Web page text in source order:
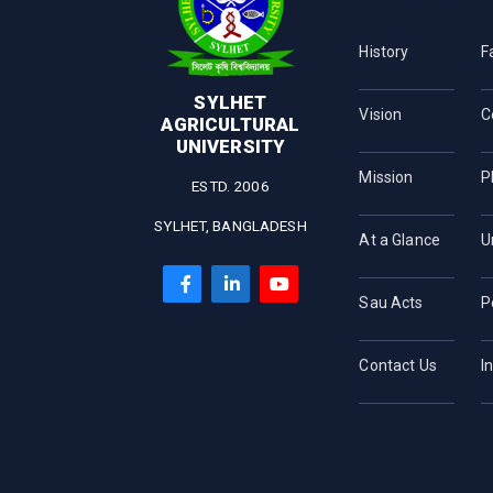
SYLHET
AGRICULTURAL
UNIVERSITY
ESTD. 2006
SYLHET, BANGLADESH
History
Vision
Mission
At a Glance
Sau Acts
Contact Us